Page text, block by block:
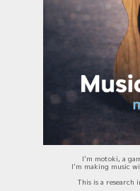
I'm motoki, a
I'm making music
This is a